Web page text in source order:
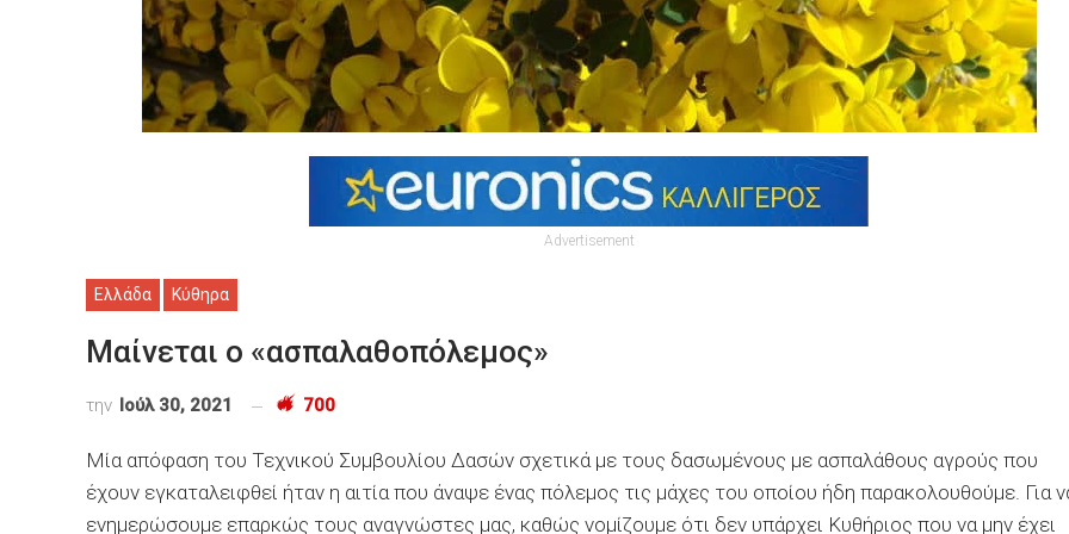
Advertisement
Ελλάδα Κύθηρα
Μαίνεται ο «ασπαλαθοπόλεμος»
την Ιούλ 30, 2021 700
Μία απόφαση του Τεχνικού Συμβουλίου Δασών σχετικά με τους δασωμένους με ασπαλάθους αγρούς που
έχουν εγκαταλειφθεί ήταν η αιτία που άναψε ένας πόλεμος τις μάχες του οποίου ήδη παρακολουθούμε. Για
ενημερώσουμε επαρκώς τους αναγνώστες μας, καθώς νομίζουμε ότι δεν υπάρχει Κυθήριος που να μην έχει